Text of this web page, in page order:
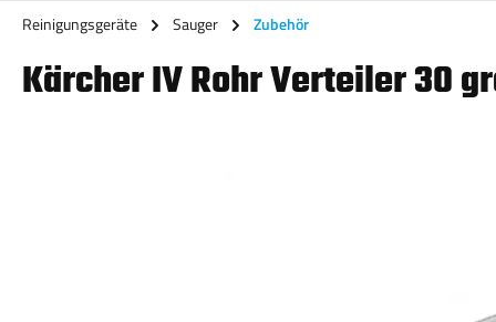
Reinigungsgeräte Sauger Zubehör
Kärcher IV Rohr Verteiler 30